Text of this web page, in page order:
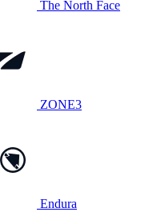
The North Face
ZONE3
Endura